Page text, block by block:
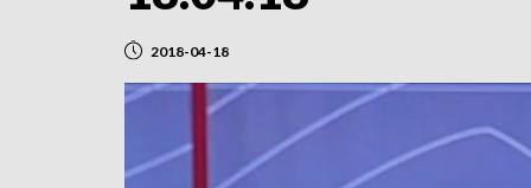
2018-04-18